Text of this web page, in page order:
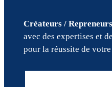
Créateurs / Repreneurs
avec des expertises et
pour la réussite de